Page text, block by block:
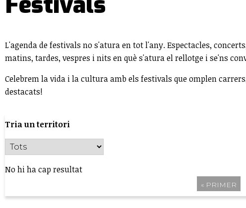
L'agenda de festivals no s'atura en tot l'any. Espectacles,
matins, tardes, vespres i nits en què s'atura el rellotge i se'ns
Celebrem la vida i la cultura amb els festivals que omplen
destacats!
Tria un territori
No hi ha cap resultat
Pàgines
« PRIMER